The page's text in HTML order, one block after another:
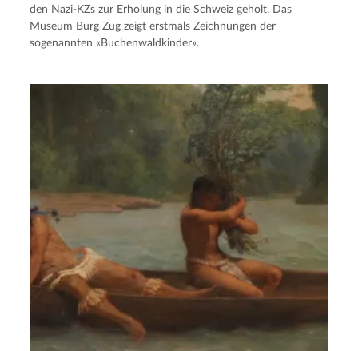
den Nazi-KZs zur Erholung in die Schweiz geholt. Das
Museum Burg Zug zeigt erstmals Zeichnungen der
sogenannten «Buchenwaldkinder».